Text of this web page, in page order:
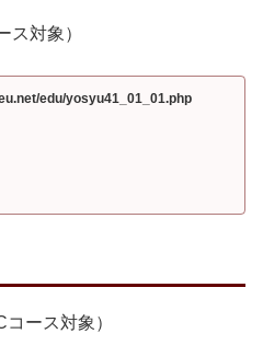
対象）
edu/yosyu41_01_01.php
ース対象）